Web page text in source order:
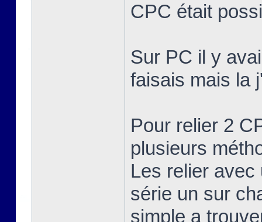
CPC était
Sur PC il y
faisais mais la
Pour relier 2
plusieurs
Les relier avec
série un sur
simple a